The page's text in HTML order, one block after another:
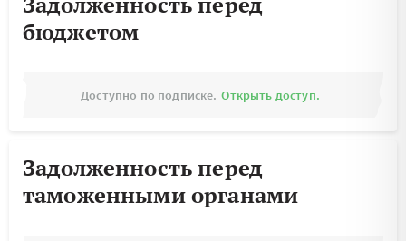
бюджетом
Доступно по подписке. Открыть доступ.
Задолженность перед
таможенными органами